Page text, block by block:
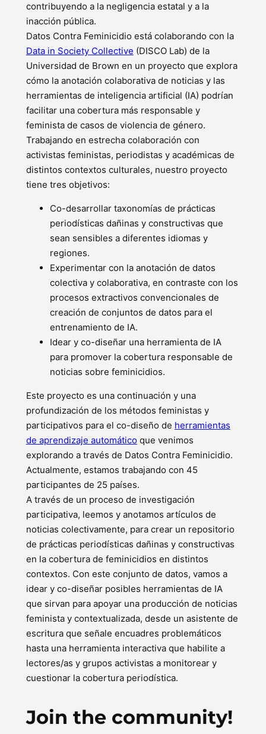
contribuyendo a la negligencia estatal y a la
inacción pública.
Datos Contra Feminicidio está colaborando con la
Data in Society Collective (DISCO Lab) de la
Universidad de Brown en un proyecto que explora
cómo la anotación colaborativa de noticias y las
herramientas de inteligencia artificial (IA) podrían
facilitar una cobertura más responsable y
feminista de casos de violencia de género.
Trabajando en estrecha colaboración con
activistas feministas, periodistas y académicas de
distintos contextos culturales, nuestro proyecto
tiene tres objetivos:
Co-desarrollar taxonomías de prácticas
periodísticas dañinas y constructivas que
sean sensibles a diferentes idiomas y
regiones.
Experimentar con la anotación de datos
colectiva y colaborativa, en contraste con los
procesos extractivos convencionales de
creación de conjuntos de datos para el
entrenamiento de IA.
Idear y co-diseñar una herramienta de IA
para promover la cobertura responsable de
noticias sobre feminicidios.
Este proyecto es una continuación y una
profundización de los métodos feministas y
participativos para el co-diseño de herramientas
de aprendizaje automáticoque venimos
explorando a través de Datos Contra Feminicidio.
Actualmente, estamos trabajando con 45
participantes de 25 países.
A través de un proceso de investigación
participativa, leemos y anotamos artículos de
noticias colectivamente, para crear un repositorio
de prácticas periodísticas dañinas y constructivas
en la cobertura de feminicidios en distintos
contextos. Con este conjunto de datos, vamos a
idear y co-diseñar posibles herramientas de IA
que sirvan para apoyar una producción de noticias
feminista y contextualizada, desde un asistente de
escritura que señale encuadres problemáticos
hasta una herramienta interactiva que habilite a
lectores/as y grupos activistas a monitorear y
cuestionar la cobertura periodística.
Join the community!